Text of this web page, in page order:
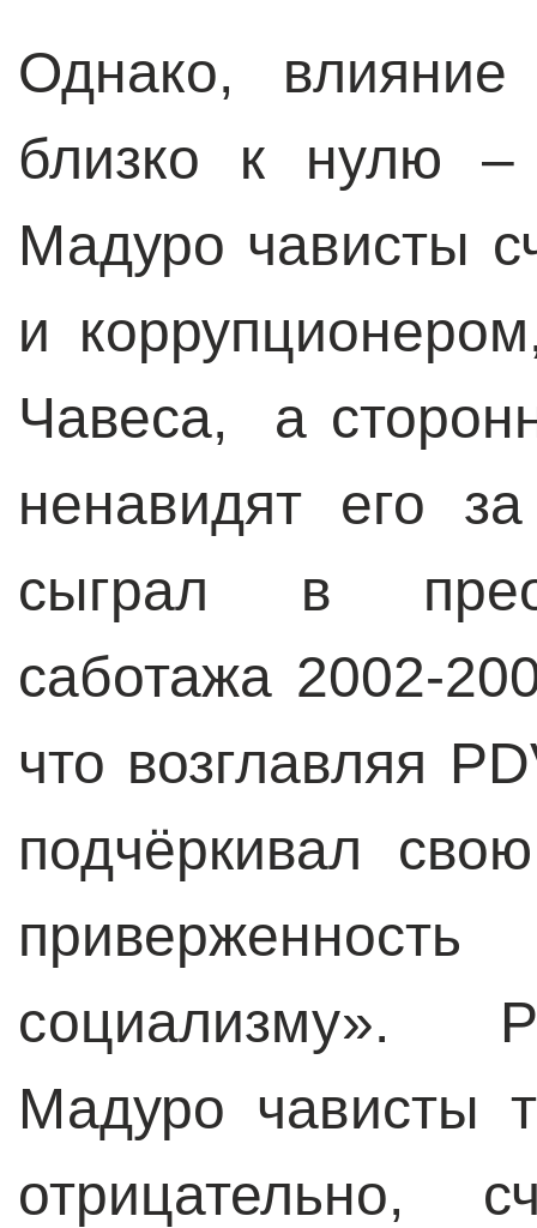
Однако,
близко к нулю –
Мадуро чависты
и
Чавеса, а
ненавидят его
сыграл в
саботажа 2002-
что возглавляя
подчёркивал
социализму».
Мадуро чависты
отрицательно,